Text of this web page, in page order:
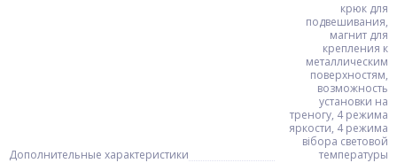
Дополнительные характеристики
крюк для
подвешивания,
магнит для
крепления к
металлическим
поверхностям,
возможность
установки на
треногу, 4 режима
яркости, 4 режима
вібора световой
температуры